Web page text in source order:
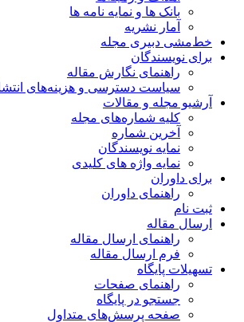
بانک ها و نمایه نامه ها
آمار نشریه
خط‌مشی دبیری مجله
برای نویسندگان
راهنمای نگارش مقاله
سیاست دسترسی و هزینه‌های انتشار
آرشیو مجله و مقالات
کلیه شماره‌های مجله
آخرین شماره
نمایه نویسندگان
نمایه واژه های کلیدی
برای داوران
راهنمای داوران
ثبت نام
ارسال مقاله
راهنمای ارسال مقاله
فرم ارسال مقاله
تسهیلات پایگاه
راهنمای صفحات
جستجو در پایگاه
صفحه پرسش‌های متداول